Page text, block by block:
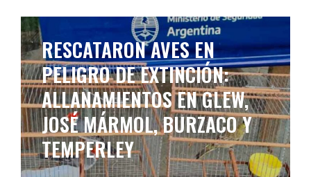
RESCATARON AVES EN
PELIGRO DE EXTINCIÓN:
ALLANAMIENTOS EN GLEW,
JOSÉ MÁRMOL, BURZACO Y
TEMPERLEY